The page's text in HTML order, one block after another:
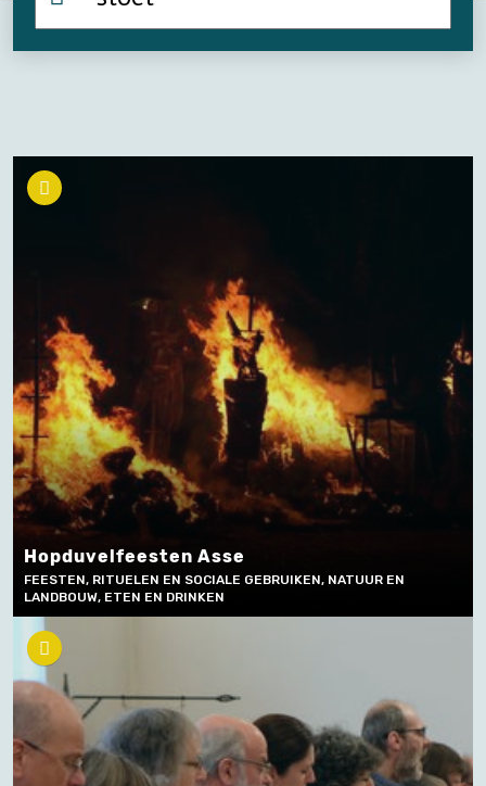
Hopduvelfeesten Asse
FEESTEN, RITUELEN EN SOCIALE GEBRUIKEN, NATUUR EN
LANDBOUW, ETEN EN DRINKEN